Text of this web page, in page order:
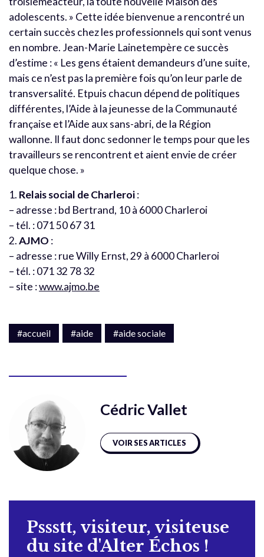
adolescents. » Cette idée bienvenue a rencontré un
certain succès chez les professionnels qui sont venus
en nombre. Jean-Marie Lainetempère ce succès
d’estime : « Les gens étaient demandeurs d’une suite,
mais ce n’est pas la première fois qu’on leur parle de
transversalité. Etpuis chacun dépend de politiques
différentes, l’Aide à la jeunesse de la Communauté
française et l’Aide aux sans-abri, de la Région
wallonne. Il faut donc sedonner le temps pour que les
travailleurs se rencontrent et aient envie de créer
quelque chose. »
1. Relais social de Charleroi:
– adresse : bd Bertrand, 10 à 6000 Charleroi
– tél. : 071 50 67 31
2.AJMO :
– adresse : rue Willy Ernst, 29 à 6000 Charleroi
– tél. : 071 32 78 32
– site :www.ajmo.be
#accueil #aide #aide sociale
Cédric Vallet
VOIR SES ARTICLES
Pssstt, visiteur, visiteuse
du site d'Alter Échos !